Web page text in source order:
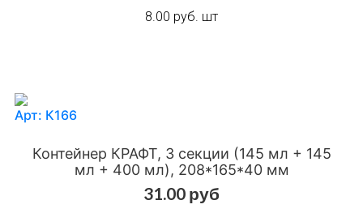
8.00 руб. шт
Арт: К166
Контейнер КРАФТ, 3 секции (145 мл + 145
мл + 400 мл), 208*165*40 мм
31.00 руб
Добавить в сравнения Добавить в избранное